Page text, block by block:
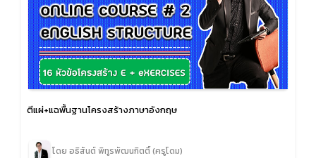
ตีแผ่+แฉพื้นฐานโครงสร้างภาษาอังกฤษ
โดย อธิสันต์ พิทูรพัฒนกิตติ์ (ครูโดม)